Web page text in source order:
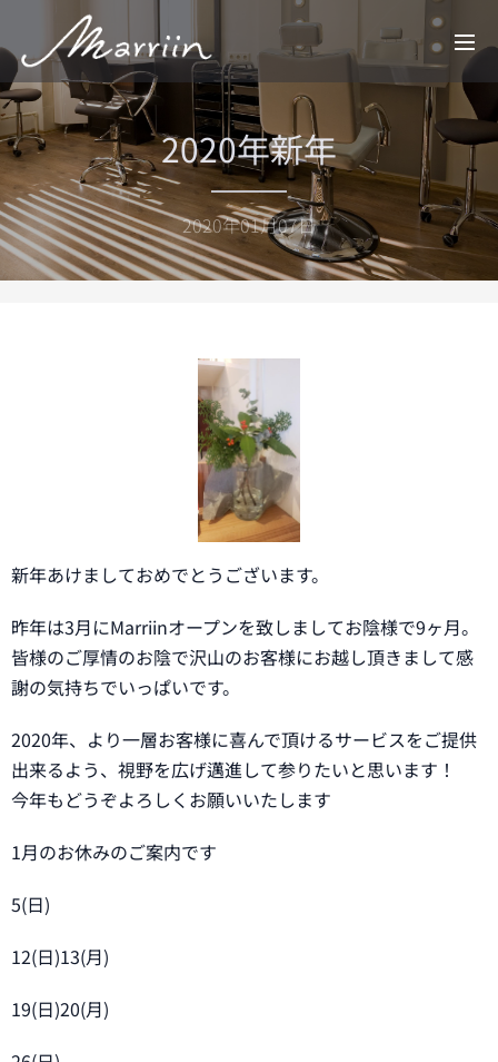
2020年新年
2020年01月07日
新年あけましておめでとうございます。
昨年は3月にMarriinオープンを致しましてお陰様で9ヶ月。
皆様のご厚情のお陰で沢山のお客様にお越し頂きまして感
謝の気持ちでいっぱいです。
2020年、より一層お客様に喜んで頂けるサービスをご提供
出来るよう、視野を広げ邁進して参りたいと思います！
今年もどうぞよろしくお願いいたします🙇
1月のお休みのご案内です
5(日)
12(日)13(月)
19(日)20(月)